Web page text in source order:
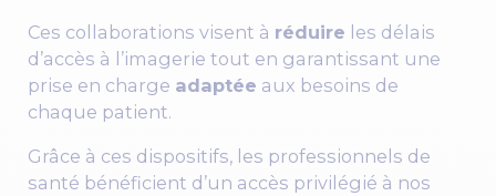
Ces collaborations visent à réduire les délais
d’accès à l’imagerie tout en garantissant une
prise en charge adaptée aux besoins de
chaque patient.
Grâce à ces dispositifs, les professionnels de
santé bénéficient d’un accès privilégié à nos